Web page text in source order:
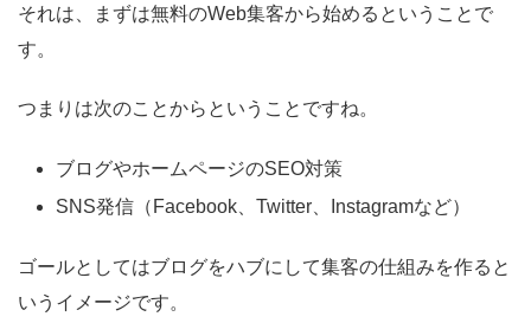
それは、まずは無料のWeb集客から始めるということで
す。
つまりは次のことからということですね。
ブログやホームページのSEO対策
SNS発信（Facebook、Twitter、Instagramなど）
ゴールとしてはブログをハブにして集客の仕組みを作ると
いうイメージです。